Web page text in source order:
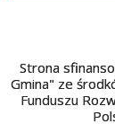
Strona
Gmina" ze
Funduszu